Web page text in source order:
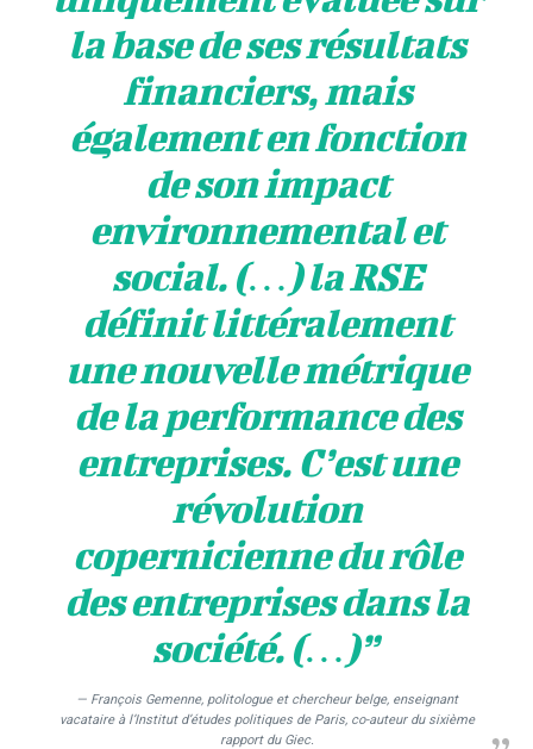
la base de ses résultats
financiers, mais
également en fonction
de son impact
environnemental et
social. (…) la RSE
définit littéralement
une nouvelle métrique
de la performance des
entreprises. C’est une
révolution
copernicienne du rôle
des entreprises dans la
société. (…)”
— François Gemenne, politologue et chercheur belge, enseignant
vacataire à l’Institut d’études politiques de Paris, co-auteur du sixième
rapport du Giec.